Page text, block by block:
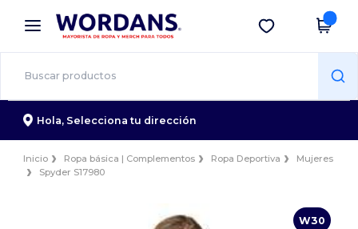
× App de Wordans
¡Mejores precios en app!
Descargar app
Hola, Selecciona tu dirección
Inicio Ropa básica | Complementos Ropa Deportiva
Mujeres
Spyder S17980
W30